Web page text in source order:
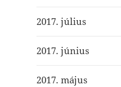
2017. július
2017. június
2017. május